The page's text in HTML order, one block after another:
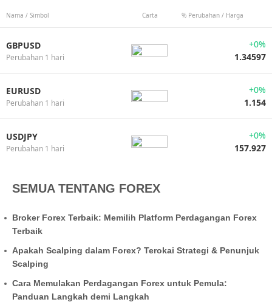
Nama / Simbol Carta % Perubahan / Harga
GBPUSD
Perubahan 1 hari
+0%
1.34597
EURUSD
Perubahan 1 hari
+0%
1.154
USDJPY
Perubahan 1 hari
+0%
157.927
SEMUA TENTANG FOREX
Broker Forex Terbaik: Memilih Platform Perdagangan Forex
Terbaik
Apakah Scalping dalam Forex? Terokai Strategi & Penunjuk
Scalping
Cara Memulakan Perdagangan Forex untuk Pemula:
Panduan Langkah demi Langkah